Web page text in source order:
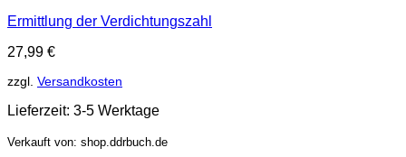
Ermittlung der Verdichtungszahl
27,99 €
zzgl. Versandkosten
Lieferzeit: 3-5 Werktage
Verkauft von: shop.ddrbuch.de